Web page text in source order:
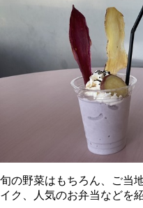
旬の野菜はもちろん、ご当
イク、人気のお弁当などを